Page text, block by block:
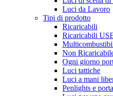
Luci da Lavoro
Tipi di prodotto
Ricaricabili
Ricaricabili
Non
Ogni giorno
Luci tattiche
Luci a mani
Penlights e